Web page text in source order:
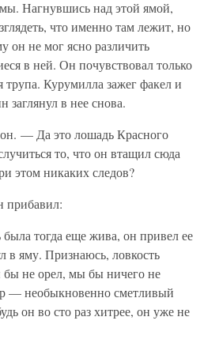
Нагнувшись над этой ямой,
что именно там лежит, но
он не мог ясно различить
в ней. Он почувствовал только
трупа. Курумилла зажег факел и
заглянул в нее снова.
— Да это лошадь Красного
то, что он втащил сюда
этом никаких следов?
прибавил:
тогда еще жива, он привел ее
в яму. Признаюсь, ловкость
бы не орел, мы бы ничего не
— необыкновенно сметливый
он во сто раз хитрее, он уже не